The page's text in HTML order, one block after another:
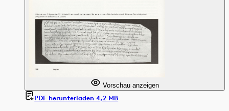
Vorschau anzeigen
PDF herunterladen 4,2 MB